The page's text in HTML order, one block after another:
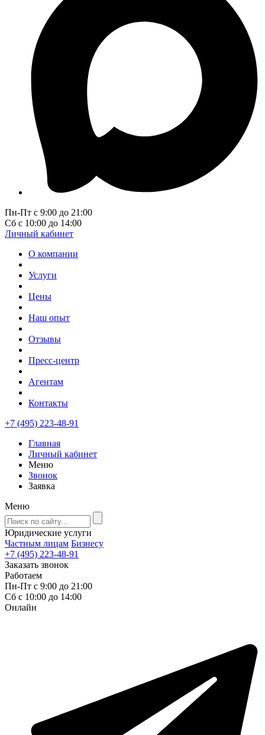
Пн-Пт с 9:00 до 21:00
Сб с 10:00 до 14:00
Личный кабинет
О компании
Услуги
Цены
Наш опыт
Отзывы
Пресс-центр
Агентам
Контакты
+7 (495) 223-48-91
Главная
Личный кабинет
Меню
Звонок
Заявка
Меню
Юридические услуги
Частным лицам Бизнесу
+7 (495) 223-48-91
Заказать звонок
Работаем
Пн-Пт с 9:00 до 21:00
Сб с 10:00 до 14:00
Онлайн